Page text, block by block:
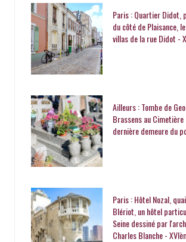
Paris : Quartier Didot,
du côté de Plaisance,
villas de la rue Didot -
Ailleurs : Tombe de
Brassens au Cimetière
dernière demeure du
Paris : Hôtel Nozal,
Blériot, un hôtel
Seine dessiné par
Charles Blanche -